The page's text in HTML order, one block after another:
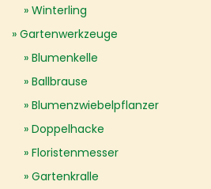
Winterling
Gartenwerkzeuge
Blumenkelle
Ballbrause
Blumenzwiebelpflanzer
Doppelhacke
Floristenmesser
Gartenkralle